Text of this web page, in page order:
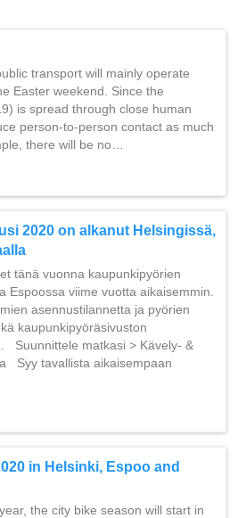
transport will mainly operate
Easter weekend. Since the
is spread through close human
person-to-person contact as much
there will be no…
2020 on alkanut Helsingissä,
tänä vuonna kaupunkipyörien
Espoossa viime vuotta aikaisemmin.
asennustilannetta ja pyörien
kaupunkipyöräsivuston
Suunnittele matkasi > Kävely- &
Syy tavallista aikaisempaan
in Helsinki, Espoo and
the city bike season will start in